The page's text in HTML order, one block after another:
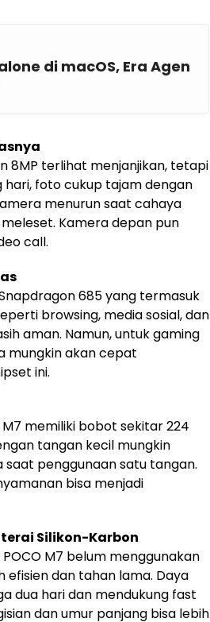
di macOS, Era Agen
8MP terlihat menjanjikan, tetapi
hari, foto cukup tajam dengan
menurun saat cahaya
Kamera depan pun
call.
685 yang termasuk
browsing, media sosial, dan
aman. Namun, untuk gaming
mungkin akan cepat
ini.
memiliki bobot sekitar 224
tangan kecil mungkin
penggunaan satu tangan.
bisa menjadi
Silikon-Karbon
M7 belum menggunakan
dan tahan lama. Daya
dua hari dan mendukung fast
dan umur panjang bisa lebih